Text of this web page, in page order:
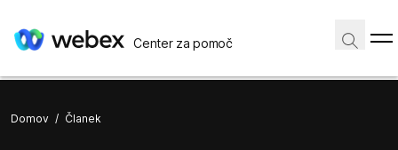
Center za pomoč
Domov / Članek